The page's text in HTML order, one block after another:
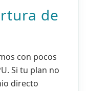
de
con pocos
Si tu plan no
directo